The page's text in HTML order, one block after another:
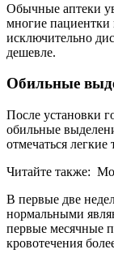
Обычные аптеки
многие пациентки
исключительно
дешевле.
Обильные
После установки
обильные
отмечаться
Читайте также:
В первые две
нормальными
первые месячные
кровотечения